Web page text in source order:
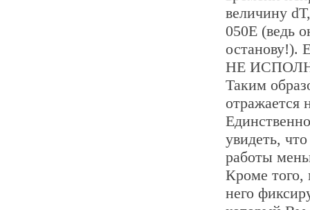
величину
050Е (ведь
останову!).
НЕ
Таким
отражается
увидеть,
работы
Кроме
него